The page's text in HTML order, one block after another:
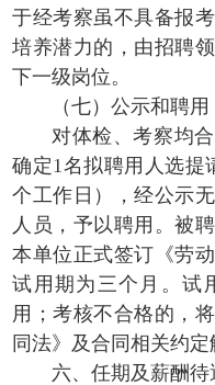
于经考察虽不具备报
培养潜力的，由招聘
下一级岗位。
（七）公示和聘用
对体检、考察均
确定1名拟聘用人选提
个工作日），经公示
人员，予以聘用。被
本单位正式签订《劳
试用期为三个月。试
用；考核不合格的，
同法》及合同相关约定
六、任期及薪酬待